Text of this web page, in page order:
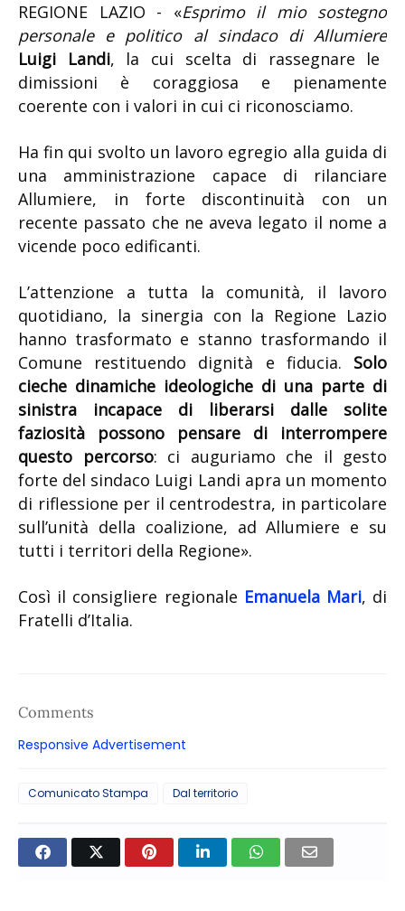
REGIONE LAZIO - «Esprimo il mio sostegno
personale e politico al sindaco di Allumiere
Luigi Landi, la cui scelta di rassegnare le
dimissioni è coraggiosa e pienamente
coerente con i valori in cui ci riconosciamo.
Ha fin qui svolto un lavoro egregio alla guida di
una amministrazione capace di rilanciare
Allumiere, in forte discontinuità con un
recente passato che ne aveva legato il nome a
vicende poco edificanti.
L’attenzione a tutta la comunità, il lavoro
quotidiano, la sinergia con la Regione Lazio
hanno trasformato e stanno trasformando il
Comune restituendo dignità e fiducia. Solo
cieche dinamiche ideologiche di una parte di
sinistra incapace di liberarsi dalle solite
faziosità possono pensare di interrompere
questo percorso: ci auguriamo che il gesto
forte del sindaco Luigi Landi apra un momento
di riflessione per il centrodestra, in particolare
sull’unità della coalizione, ad Allumiere e su
tutti i territori della Regione».
Così il consigliere regionale Emanuela Mari, di
Fratelli d’Italia.
Comments
Responsive Advertisement
Comunicato Stampa Dal territorio